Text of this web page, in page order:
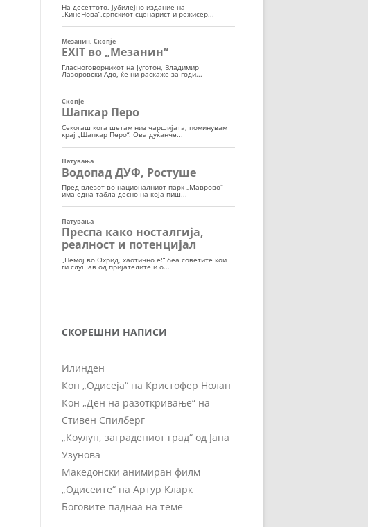
СКОРЕШНИ НАПИСИ
Илинден
Кон „Одисеја“ на Кристофер Нолан
Кон „Ден на разоткривање“ на
Стивен Спилберг
„Коулун, заградениот град“ од Јана
Узунова
Македонски анимиран филм
„Одисеите“ на Артур Кларк
Боговите паднаа на теме